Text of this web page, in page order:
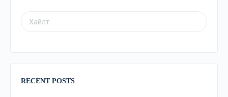
RECENT POSTS